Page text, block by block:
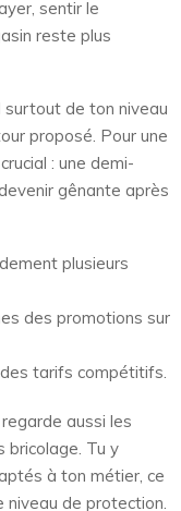
sentir le
reste plus
surtout de ton niveau
proposé. Pour une
: une demi-
gênante après
plusieurs
des promotions sur
tarifs compétitifs.
aussi les
bricolage. Tu y
à ton métier, ce
niveau de protection.